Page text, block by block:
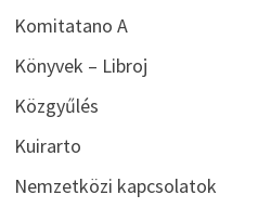
Komitatano A
Könyvek – Libroj
Közgyűlés
Kuirarto
Nemzetközi kapcsolatok